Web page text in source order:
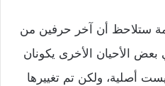
ستلاحظ أن آخر حرفين من
الأحيان الأخرى يكونان
أصلية، ولكن تم تغييرها